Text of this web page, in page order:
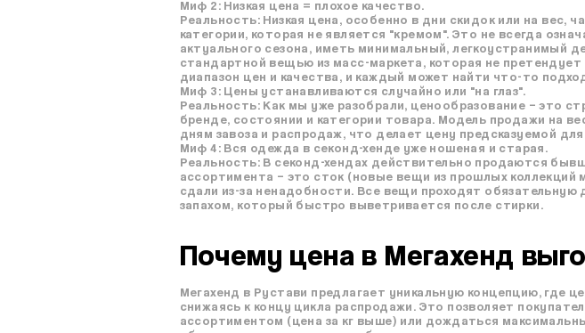
Миф 2: Низкая цена = плохое качество.
Реальность: Низкая цена, особенно в дни скидок или на вес,
категории, которая не является "кремом". Это не всегда
актуального сезона, иметь минимальный, легкоустранимый
стандартной вещью из масс-маркета, которая не
диапазон цен и качества, и каждый может найти что-то
Миф 3: Цены устанавливаются случайно или "на глаз".
Реальность: Как мы уже разобрали, ценообразование – это
бренде, состоянии и категории товара. Модель продажи на
дням завоза и распродаж, что делает цену предсказуемой
Миф 4: Вся одежда в секонд-хенде уже ношеная и старая.
Реальность: В секонд-хендах действительно продаются
ассортимента – это сток (новые вещи из прошлых коллекций
сдали из-за ненадобности. Все вещи проходят
запахом, который быстро выветривается после стирки.
Почему цена в Мегахенд
Мегахенд в Рустави предлагает уникальную концепцию, где
снижаясь к концу цикла распродажи. Это позволяет
ассортиментом (цена за кг выше) или дождаться